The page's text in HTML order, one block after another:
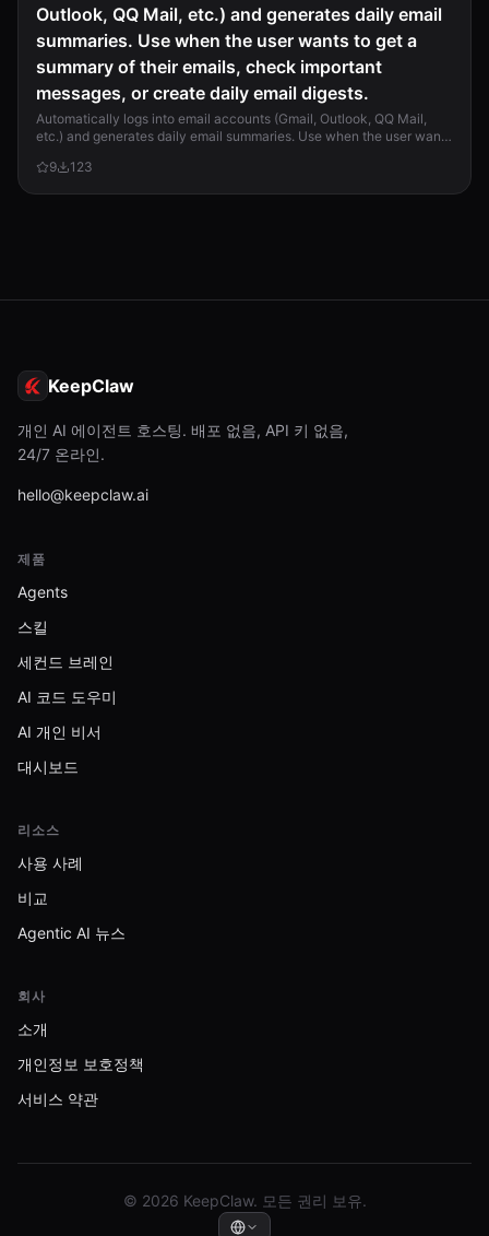
Outlook, QQ Mail, etc.) and generates daily email
summaries. Use when the user wants to get a
summary of their emails, check important
messages, or create daily email digests.
Automatically logs into email accounts (Gmail, Outlook, QQ Mail,
etc.) and generates daily email summaries. Use when the user wants
create daily email digests.
9 123
KeepClaw
개인 AI 에이전트 호스팅. 배포 없음, API 키 없음,
24/7 온라인.
hello@keepclaw.ai
제품
Agents
스킬
세컨드 브레인
AI 코드 도우미
AI 개인 비서
대시보드
리소스
사용 사례
비교
Agentic AI 뉴스
회사
소개
개인정보 보호정책
서비스 약관
© 2026 KeepClaw. 모든 권리 보유.